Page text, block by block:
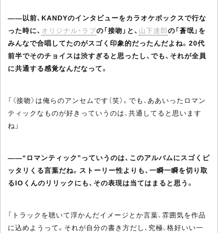
――以前、KANDYのインタビューをカラオケボックスで行な
った時に、 オリジナル・ラブの「接吻」と、 山下達郎の「蒼氓」を
みんなで合唱してたのがスゴく印象的だったんだよね。20代
前半でそのチョイスは渋すぎると思ったし、でも、それが全員
に共通する感覚なんだなって。
「〈接吻〉は俺らのアンセムです（笑）。でも、ああいったロマン
ティックなものが好きっていうのは、共通してると思います
ね」
――“ロマンティック”っていうのは、このアルバムにスゴくピ
ッタリくる言葉だね。ストーリー性よりも、一瞬一瞬を切り取
るIOくんのリリックにも、その表現は当てはまると思う。
「トラックを聴いて浮かんだイメージとか言葉、雰囲気を作品
に込めようって。それが自分の書き方だし、究極、格好いい一